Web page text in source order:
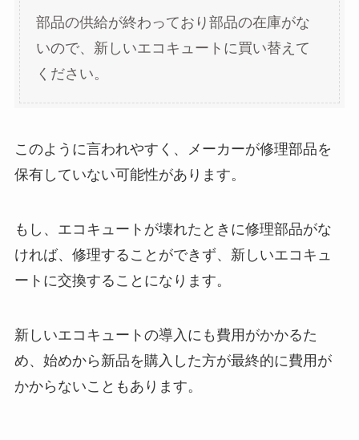
部品の供給が終わっており部品の在庫がな
いので、新しいエコキュートに買い替えて
ください。
このように言われやすく、メーカーが修理部品を
保有していない可能性があります。
もし、エコキュートが壊れたときに修理部品がな
ければ、修理することができず、新しいエコキュ
ートに交換することになります。
新しいエコキュートの導入にも費用がかかるた
め、始めから新品を購入した方が最終的に費用が
かからないこともあります。